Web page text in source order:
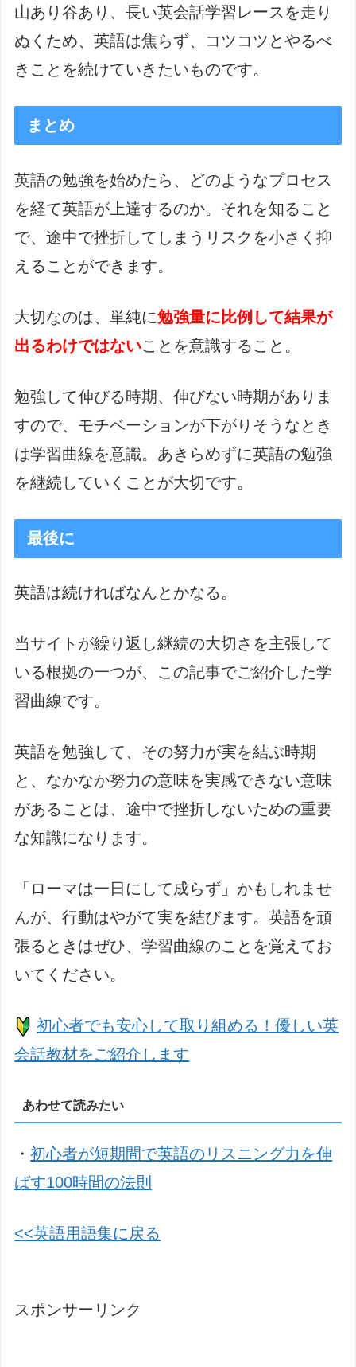
山あり谷あり、長い英会話学習レースを走り
ぬくため、英語は焦らず、コツコツとやるべ
きことを続けていきたいものです。
まとめ
英語の勉強を始めたら、どのようなプロセス
を経て英語が上達するのか。それを知ること
で、途中で挫折してしまうリスクを小さく抑
えることができます。
大切なのは、単純に勉強量に比例して結果が
出るわけではないことを意識すること。
勉強して伸びる時期、伸びない時期がありま
すので、モチベーションが下がりそうなとき
は学習曲線を意識。あきらめずに英語の勉強
を継続していくことが大切です。
最後に
英語は続ければなんとかなる。
当サイトが繰り返し継続の大切さを主張して
いる根拠の一つが、この記事でご紹介した学
習曲線です。
英語を勉強して、その努力が実を結ぶ時期
と、なかなか努力の意味を実感できない意味
があることは、途中で挫折しないための重要
な知識になります。
「ローマは一日にして成らず」かもしれませ
んが、行動はやがて実を結びます。英語を頑
張るときはぜひ、学習曲線のことを覚えてお
いてください。
初心者でも安心して取り組める！優しい英
会話教材をご紹介します
あわせて読みたい
・初心者が短期間で英語のリスニング力を伸
ばす100時間の法則
<<英語用語集に戻る
スポンサーリンク